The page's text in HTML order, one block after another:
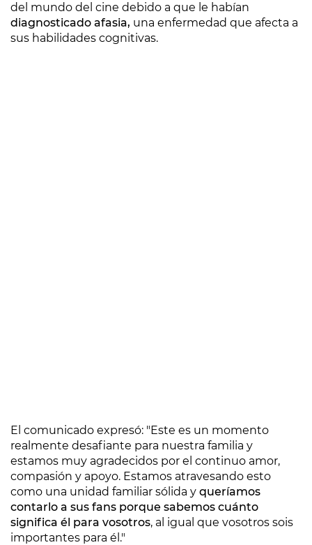
del mundo del cine debido a que le habían
diagnosticado afasia, una enfermedad que afecta a
sus habilidades cognitivas.
El comunicado expresó: "Este es un momento
realmente desafiante para nuestra familia y
estamos muy agradecidos por el continuo amor,
compasión y apoyo. Estamos atravesando esto
como una unidad familiar sólida y queríamos
contarlo a sus fans porque sabemos cuánto
significa él para vosotros, al igual que vosotros sois
importantes para él."